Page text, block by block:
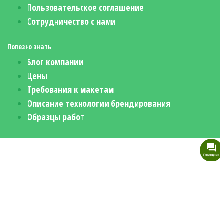
Пользовательское соглашение
Сотрудничество с нами
Полезно знать
Блог компании
Цены
Требования к макетам
Описание технологии брендирования
Образцы работ
Помощник